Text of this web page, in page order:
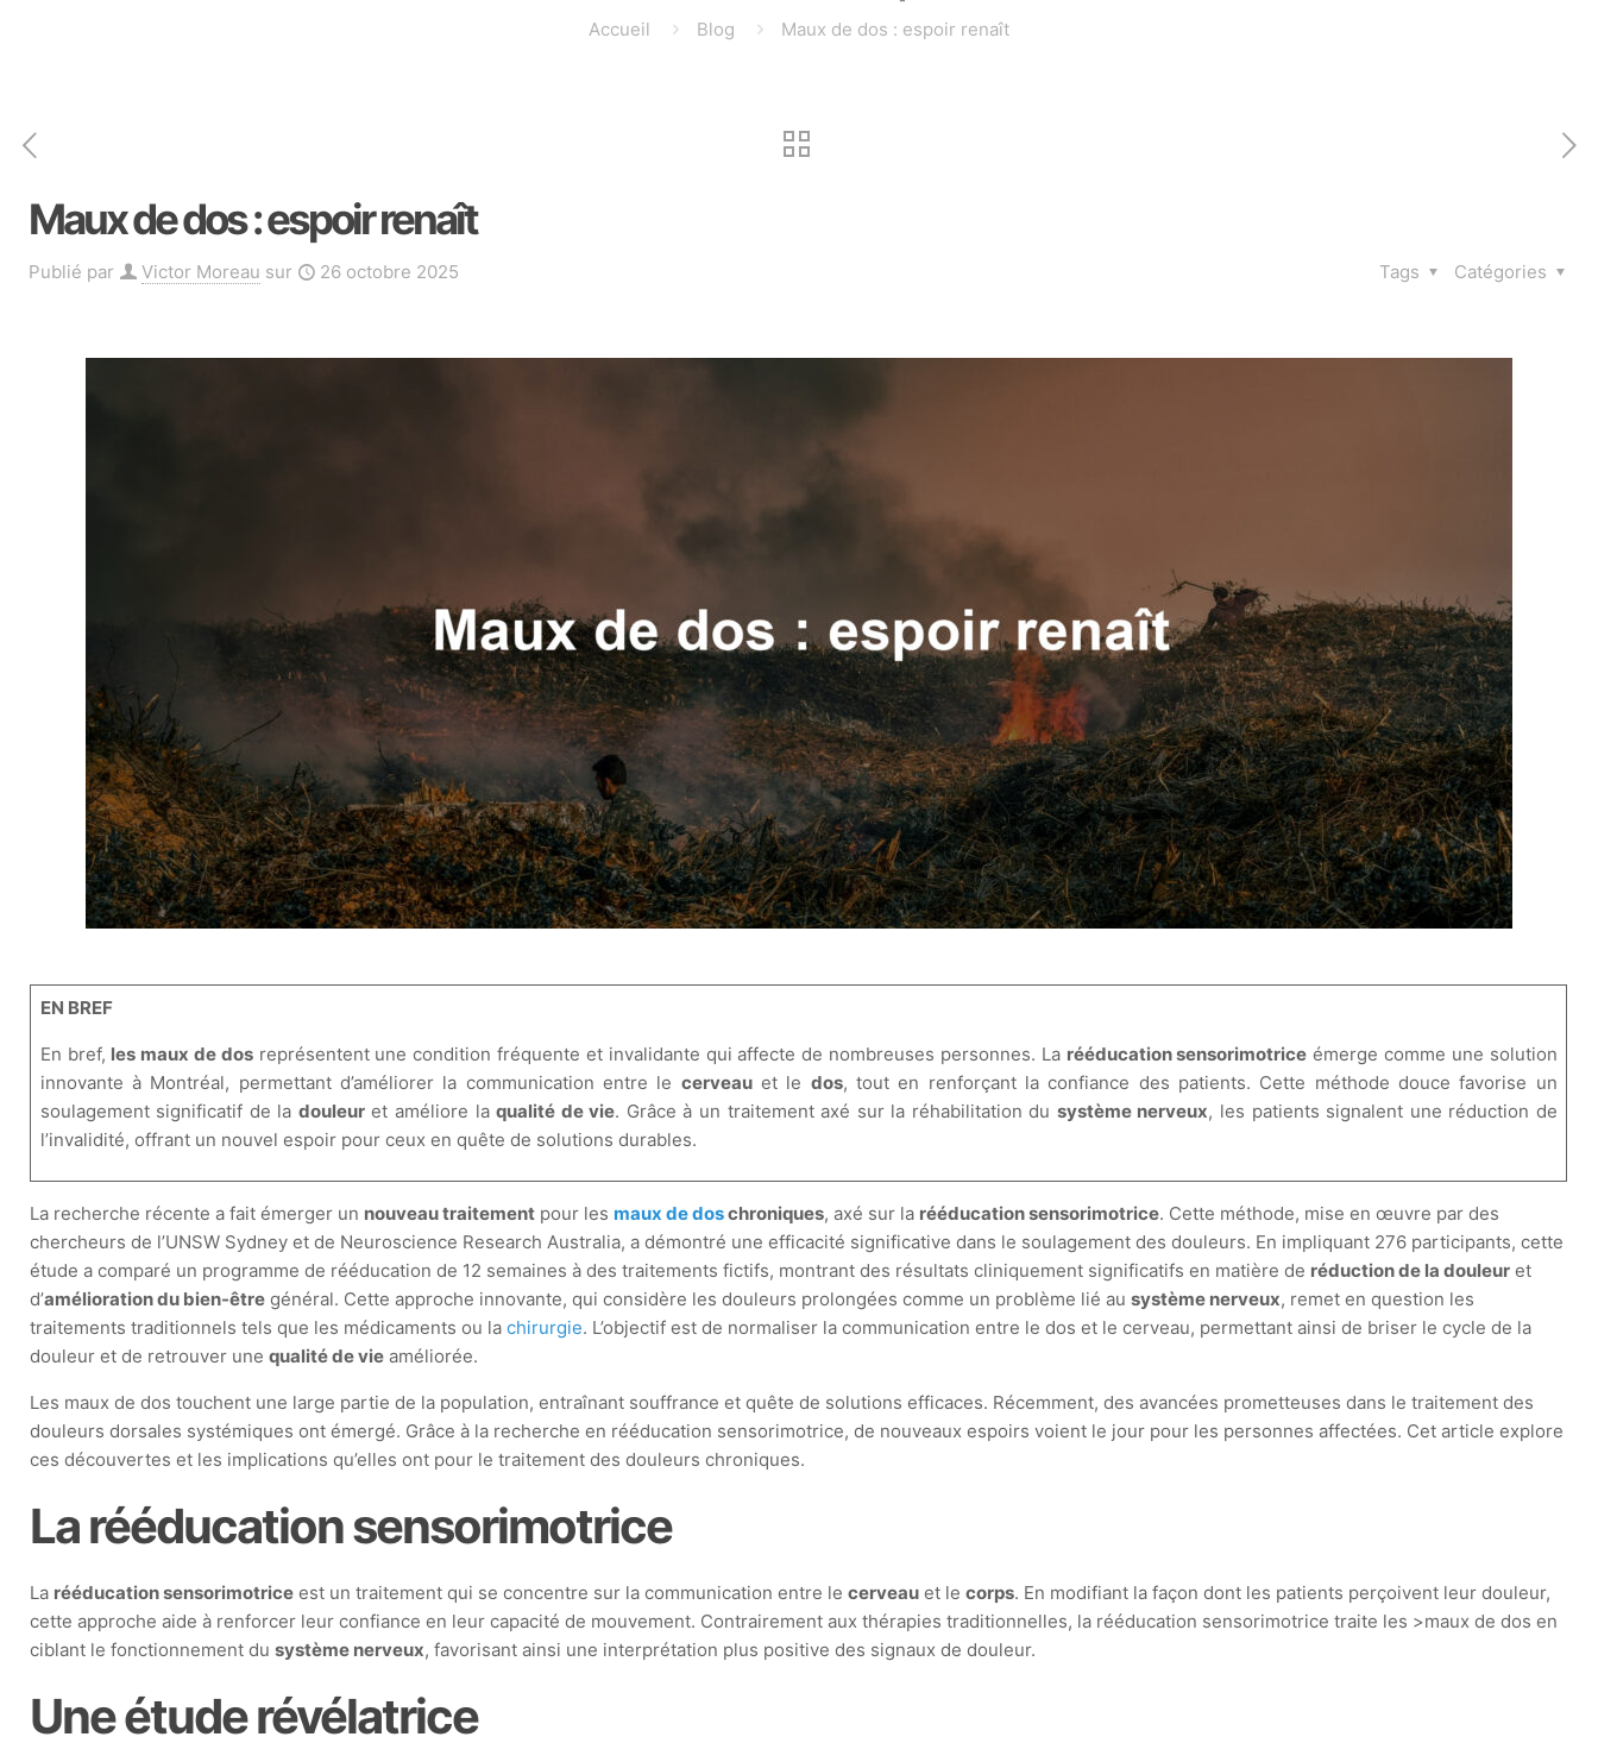
Accueil Blog Maux de dos : espoir renaît
Maux de dos : espoir renaît
Publié par Victor Moreau sur 26 octobre 2025 Catégories
Tags
EN BREF
En bref, les maux de dosreprésentent une condition fréquente et invalidante qui affecte de nombreuses personnes. La rééducation sensorimotrice émerge comme une solution
innovante à Montréal, permettant d’améliorer la communication entre le cerveauet le dos, tout en renforçant la confiance des patients. Cette méthode douce favorise un
soulagement significatif de la douleuret améliore laqualité de vie. Grâce à un traitement axé sur la réhabilitation du système nerveux, les patients signalent une réduction de
l’invalidité, offrant un nouvel espoir pour ceux en quête de solutions durables.
La recherche récente a fait émerger un nouveau traitement pour les maux de doschroniques, axé sur la rééducation sensorimotrice. Cette méthode, mise en œuvre par des
chercheurs de l’UNSW Sydney et de Neuroscience Research Australia, a démontré une efficacité significative dans le soulagement des douleurs. En impliquant 276 participants, cette
étude a comparé un programme de rééducation de 12 semaines à des traitements fictifs, montrant des résultats cliniquement significatifs en matière de réduction de la douleur et
d’amélioration du bien-être général. Cette approche innovante, qui considère les douleurs prolongées comme un problème lié ausystème nerveux, remet en question les
traitements traditionnels tels que les médicaments ou lachirurgie. L’objectif est de normaliser la communication entre le dos et le cerveau, permettant ainsi de briser le cycle de la
douleur et de retrouver unequalité de vie améliorée.
Les maux de dos touchent une large partie de la population, entraînant souffrance et quête de solutions efficaces. Récemment, des avancées prometteuses dans le traitement des
douleurs dorsales systémiques ont émergé. Grâce à la recherche en rééducation sensorimotrice, de nouveaux espoirs voient le jour pour les personnes affectées. Cet article explore
ces découvertes et les implications qu’elles ont pour le traitement des douleurs chroniques.
La rééducation sensorimotrice
La rééducation sensorimotrice est un traitement qui se concentre sur la communication entre lecerveau et lecorps. En modifiant la façon dont les patients perçoivent leur douleur,
cette approche aide à renforcer leur confiance en leur capacité de mouvement. Contrairement aux thérapies traditionnelles, la rééducation sensorimotrice traite les >maux de dos en
ciblant le fonctionnement dusystème nerveux, favorisant ainsi une interprétation plus positive des signaux de douleur.
Une étude révélatrice